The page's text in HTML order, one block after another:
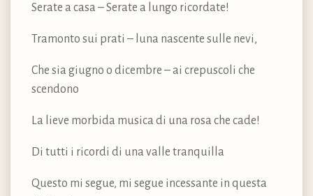
Serate a casa – Serate a lungo ricordate!
Tramonto sui prati – luna nascente sulle nevi,
Che sia giugno o dicembre – ai crepuscoli che
scendono
La lieve morbida musica di una rosa che cade!
Di tutti i ricordi di una valle tranquilla
Questo mi segue, mi segue incessante in questa